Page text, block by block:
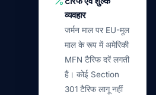
व्यवहार
जर्मन माल पर EU-मूल
माल के रूप में अमेरिकी
MFN टैरिफ दरें लगती
हैं। कोई Section
301 टैरिफ लागू नहीं